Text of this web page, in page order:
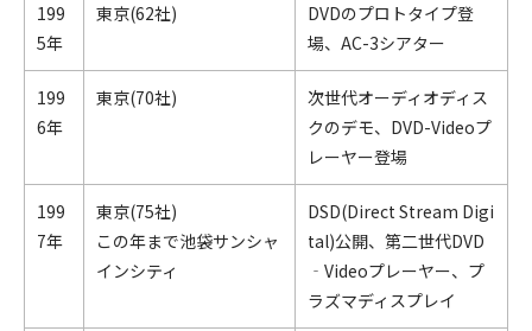
199
5年
東京(62社)
DVDのプロトタイプ登
場、AC-3シアター
199
6年
東京(70社)
次世代オーディオディス
クのデモ、DVD-Videoプ
レーヤー登場
199
7年
東京(75社)
この年まで池袋サンシャ
インシティ
DSD(Direct Stream Digi
tal)公開、第二世代DVD
‐Videoプレーヤー、プ
ラズマディスプレイ